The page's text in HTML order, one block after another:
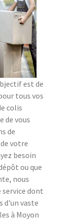
est de
tous vos
colis
de vous
de
votre
besoin
ou que
nous
service dont
d'un vaste
à Moyon